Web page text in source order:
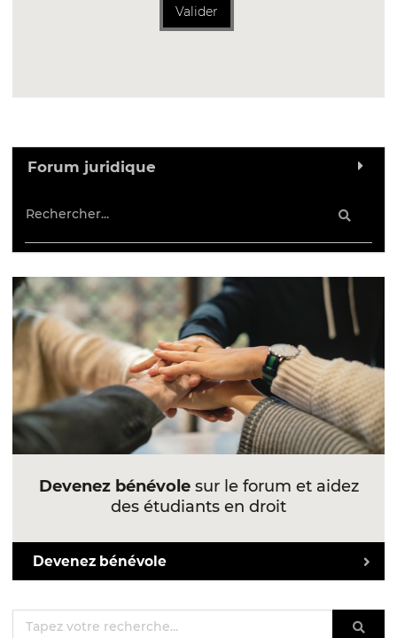
Valider
Forum juridique
Devenez bénévolesur le forum et aidez
des étudiants en droit
Devenez bénévole